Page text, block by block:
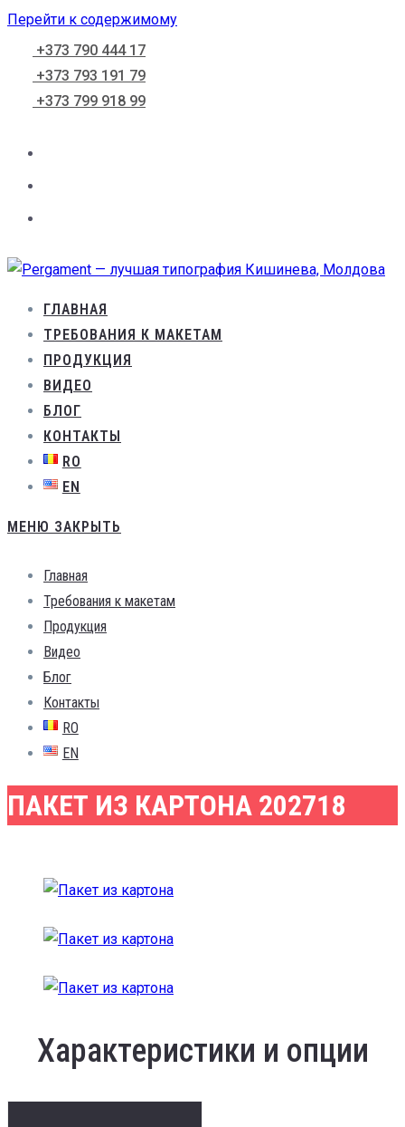
Перейти к содержимому
+373 790 444 17
+373 793 191 79
+373 799 918 99
ГЛАВНАЯ
ТРЕБОВАНИЯ К МАКЕТАМ
ПРОДУКЦИЯ
ВИДЕО
БЛОГ
КОНТАКТЫ
RO
EN
МЕНЮ ЗАКРЫТЬ
Главная
Требования к макетам
Продукция
Видео
Блог
Контакты
RO
EN
ПАКЕТ ИЗ КАРТОНА 202718
Характеристики и опции